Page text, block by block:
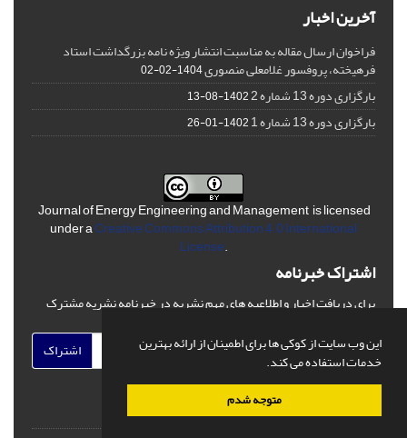
این وب سایت از کوکی ها برای اطمینان از ارائه بهترین
خدمات استفاده می کند.
متوجه شدم
آخرین اخبار
فراخوان ارسال مقاله به مناسبت انتشار ویژه نامه بزرگداشت استاد
فرهیخته، پروفسور غلامعلی منصوری1404-02-02
بارگزاری دوره 13 شماره 2 1402-08-13
بارگزاری دوره 13 شماره 1 1402-01-26
Journal of Energy Engineering and Management is licensed
under aCreative Commons Attribution 4.0 International
License.
اشتراک خبرنامه
برای دریافت اخبار و اطلاعیه های مهم نشریه در خبرنامه نشریه مشترک
اشتراک